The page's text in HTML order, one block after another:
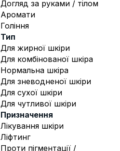
Догляд за руками / тілом
Аромати
Гоління
Тип
Для жирної шкіри
Для комбінованої шкіра
Нормальна шкіра
Для зневодненої шкіри
Для сухої шкіри
Для чутливої шкіри
Призначення
Лікування шкіри
Ліфтинг
Проти пігментації /